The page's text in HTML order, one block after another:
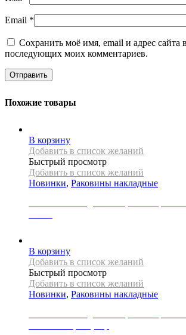
Email *
Сохранить моё имя, email и адрес сайта
последующих моих комментариев.
Похожие товары
В корзину
Добавить в список желаний
Быстрый просмотр
Добавить в список желаний
Новинки, Раковины накладные
В корзину
Добавить в список желаний
Быстрый просмотр
Добавить в список желаний
Новинки, Раковины накладные